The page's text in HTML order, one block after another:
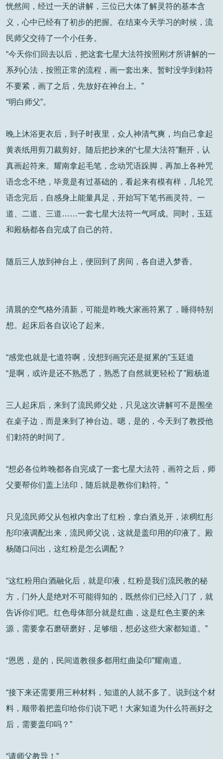
恍然间，经过一天的讲解，三位已大体了解灵符的基本含
义，心中已经有了初步的把握。在结束今天学习的时候，流
民师父交待了一个小任务。
“今天你们回去以后，把这套七星大法符按照刚才所讲解的一
系列心法，按照正常的流程，画一套出来。暂时没学到勅符
不要紧，画了之后，先放好在神台上。”
“明白师父”。
晚上沐浴更衣后，到子时夜里，众人神清气爽，均自己拿起
黄表纸用剪刀裁剪好。随后把抄来的“七星大法符”翻开，认
真画起符来。耀南拿起毛笔，念动咒语跺脚，再加上各种咒
语念念不绝，毕竟是有过基础的，看起来有模有样，几轮咒
语念完后，自感身上能量具足，开始写下笔书画灵符。一
道、二道、三道……一套七星大法符一气呵成。同时，玉廷
和殿杨都各自完成了自己的符。
随后三人放到神台上，便回到了房间，各自进入梦香。
清晨的空气格外清新，可能是昨晚大家画符累了，睡得特别
想。起床后各自议论了起来。
“感觉也就是七道符啊，没想到画完还是挺累的”玉廷道
“是啊，或许是还不熟悉了，熟悉了自然就更轻松了”殿杨道
三人起床后，来到了流民师父处，只见这次讲解可不是围坐
在桌子边，而是来到了神台边。嗯，是的，今天到了教授他
们勅符的时间了。
“想必各位昨晚都各自完成了一套七星大法符，画符之后，师
父要帮你们盖上法印，随后就是教你们勅符。”
只见流民师父从包袱内拿出了红粉，拿白酒兑开，浓稠红彤
彤印液调配出来，流民师父说，这就是盖印用的印液了。殿
杨随口问出，这红粉是怎么调配？
“这红粉用白酒融化后，就是印液，红粉是我们流民教的秘
方，门外人是绝对不可能得知的，既然你们已经入门了，就
告诉你们吧。红色母体部分就是红曲，这是红色主要的来
源，需要拿石磨研磨好，足够细，想必这些大家都知道。”
“恩恩，是的，民间道教很多都用红曲染印”耀南道。
“接下来还需要用三种材料，知道的人就不多了。说到这个材
料，顺带着把盖印给你们说下吧！大家知道为什么符画好之
后，需要盖印吗？”
“请师父教导！”